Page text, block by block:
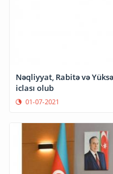
Nəqliyyat, Rabitə və
iclası olub
01-07-2021